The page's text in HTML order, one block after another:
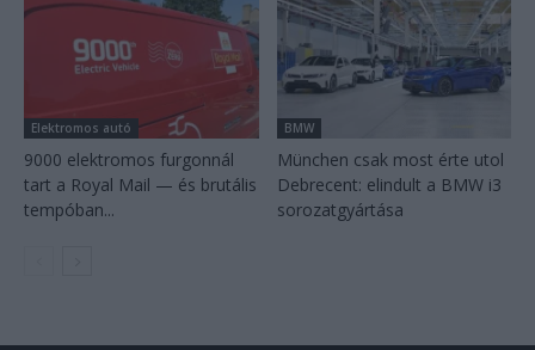
Elektromos autó
9000 elektromos furgonnál
tart a Royal Mail — és brutális
tempóban...
BMW
München csak most érte utol
Debrecent: elindult a BMW i3
sorozatgyártása